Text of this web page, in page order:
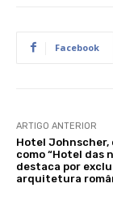
Facebook
ARTIGO ANTERIOR
Hotel Johnscher,
como “Hotel das
destaca por
arquitetura